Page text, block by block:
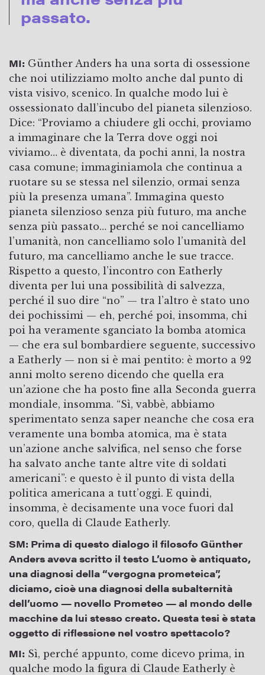
passato.
MI: Günther Anders ha una sorta di ossessione
che noi utilizziamo molto anche dal punto di
vista visivo, scenico. In qualche modo lui è
ossessionato dall’incubo del pianeta silenzioso.
Dice: “Proviamo a chiudere gli occhi, proviamo
a immaginare che la Terra dove oggi noi
viviamo… è diventata, da pochi anni, la nostra
casa comune; immaginiamola che continua a
ruotare su se stessa nel silenzio, ormai senza
più la presenza umana”. Immagina questo
pianeta silenzioso senza più futuro, ma anche
senza più passato… perché se noi cancelliamo
l’umanità, non cancelliamo solo l’umanità del
futuro, ma cancelliamo anche le sue tracce.
Rispetto a questo, l’incontro con Eatherly
diventa per lui una possibilità di salvezza,
perché il suo dire “no” — tra l’altro è stato uno
dei pochissimi — eh, perché poi, insomma, chi
poi ha veramente sganciato la bomba atomica
— che era sul bombardiere seguente, successivo
a Eatherly — non si è mai pentito: è morto a 92
anni molto sereno dicendo che quella era
un’azione che ha posto fine alla Seconda guerra
mondiale, insomma. “Sì, vabbè, abbiamo
sperimentato senza saper neanche che cosa era
veramente una bomba atomica, ma è stata
un’azione anche salvifica, nel senso che forse
ha salvato anche tante altre vite di soldati
americani”: e questo è il punto di vista della
politica americana a tutt’oggi. E quindi,
insomma, è decisamente una voce fuori dal
coro, quella di Claude Eatherly.
SM: Prima di questo dialogo il filosofo Günther
Anders aveva scritto il testo L’uomo è antiquato,
una diagnosi della “vergogna prometeica”,
diciamo, cioè una diagnosi della subalternità
dell’uomo — novello Prometeo — al mondo delle
macchine da lui stesso creato. Questa tesi è stata
oggetto di riflessione nel vostro spettacolo?
MI: Sì, perché appunto, come dicevo prima, in
qualche modo la figura di Claude Eatherly è